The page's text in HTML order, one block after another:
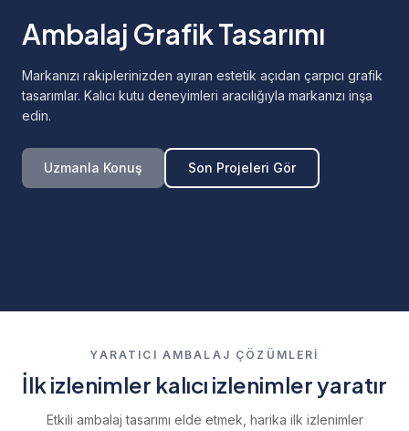
Ambalaj Grafik Tasarımı
Markanızı rakiplerinizden ayıran estetik açıdan çarpıcı grafik
tasarımlar. Kalıcı kutu deneyimleri aracılığıyla markanızı inşa
edin.
Uzmanla Konuş Son Projeleri Gör
YARATICI AMBALAJ ÇÖZÜMLERİ
İlk izlenimler kalıcı izlenimler yaratır
Etkili ambalaj tasarımı elde etmek, harika ilk izlenimler